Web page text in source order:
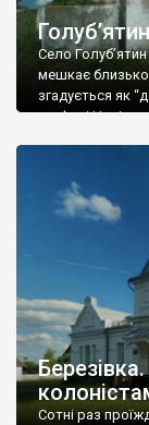
Голуб’ятин
Село
мешкає близько
згадується як
графині
Челіщева.
Волинській
Сотні раз